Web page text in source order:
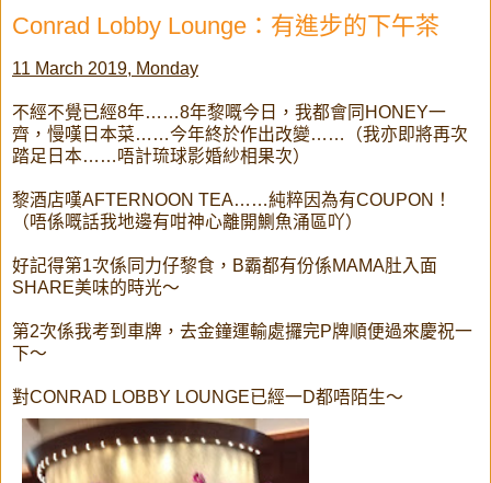
Conrad Lobby Lounge：有進步的下午茶
11 March 2019, Monday
不經不覺已經8年……8年黎嘅今日，我都會同HONEY一
齊，慢嘆日本菜……今年終於作出改變……（我亦即將再次
踏足日本……唔計琉球影婚紗相果次）
黎酒店嘆AFTERNOON TEA……純粹因為有COUPON！
（唔係嘅話我地邊有咁神心離開鰂魚涌區吖）
好記得第1次係同力仔黎食，B霸都有份係MAMA肚入面
SHARE美味的時光～
第2次係我考到車牌，去金鐘運輸處攞完P牌順便過來慶祝一
下～
對CONRAD LOBBY LOUNGE已經一D都唔陌生～